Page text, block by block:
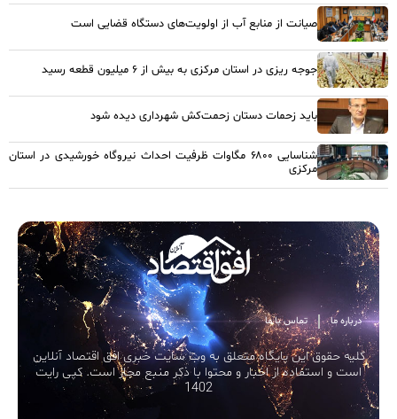
صیانت از منابع آب از اولویت‌های دستگاه قضایی است
جوجه ریزی در استان مرکزی به بیش از ۶ میلیون قطعه رسید
باید زحمات دستان زحمت‌کش شهرداری دیده شود
شناسایی ۶۸۰۰ مگاوات ظرفیت احداث نیروگاه خورشیدی در استان
مرکزی
درباره ما تماس با ما
کلیه حقوق این پایگاه متعلق به وب سایت خبری افق اقتصاد آنلاین
است و استفاده از اخبار و محتوا با ذکر منبع مجاز است. کپی رایت
1402